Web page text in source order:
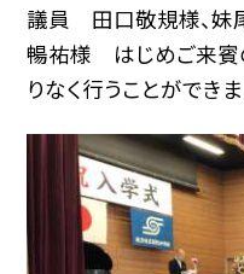
議員 田口敬規様、妹
暢祐様 はじめご来賓
りなく行うことができ